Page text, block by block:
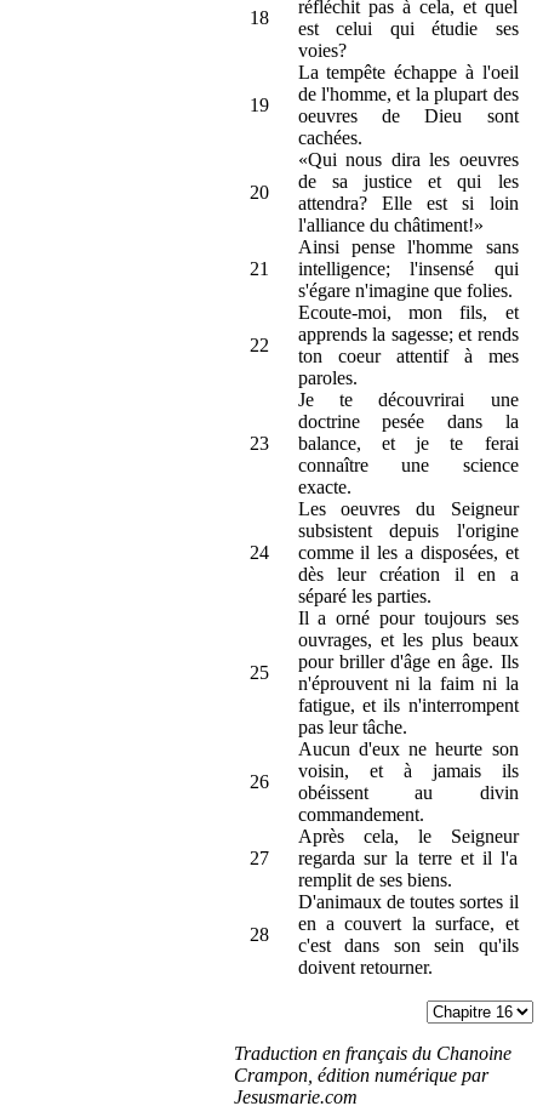
18
réfléchit pas à cela, et quel
est celui qui étudie ses
voies?
19
La tempête échappe à l'oeil
de l'homme, et la plupart des
oeuvres de Dieu sont
cachées.
20
«Qui nous dira les oeuvres
de sa justice et qui les
attendra? Elle est si loin
l'alliance du châtiment!»
21
Ainsi pense l'homme sans
intelligence; l'insensé qui
s'égare n'imagine que folies.
22
Ecoute-moi, mon fils, et
apprends la sagesse; et rends
ton coeur attentif à mes
paroles.
23
Je te découvrirai une
doctrine pesée dans la
balance, et je te ferai
connaître une science
exacte.
24
Les oeuvres du Seigneur
subsistent depuis l'origine
comme il les a disposées, et
dès leur création il en a
séparé les parties.
25
Il a orné pour toujours ses
ouvrages, et les plus beaux
pour briller d'âge en âge. Ils
n'éprouvent ni la faim ni la
fatigue, et ils n'interrompent
pas leur tâche.
26
Aucun d'eux ne heurte son
voisin, et à jamais ils
obéissent au divin
commandement.
27
Après cela, le Seigneur
regarda sur la terre et il l'a
remplit de ses biens.
28
D'animaux de toutes sortes il
en a couvert la surface, et
c'est dans son sein qu'ils
doivent retourner.
Traduction en français du Chanoine
Crampon, édition numérique par
Jesusmarie.com